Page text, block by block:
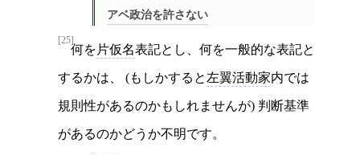
アベ政治を許さない
[25]
何を 片仮名表記とし、何を一般的な表記と
するかは、 (もしかすると 左翼活動家内では
規則性があるのかもしれませんが) 判断基準
があるのかどうか不明です。